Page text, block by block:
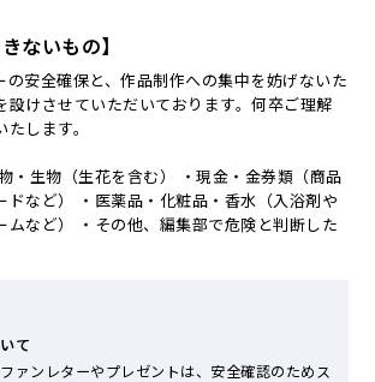
ないもの】
の安全確保と、作品制作への集中を妨げないた
設けさせていただいております。何卒ご理解
します。
・生物（生花を含む） ・現金・金券類（商品
ドなど） ・医薬品・化粧品・香水（入浴剤や
ムなど） ・その他、編集部で危険と判断した
て
ァンレターやプレゼントは、安全確認のためス